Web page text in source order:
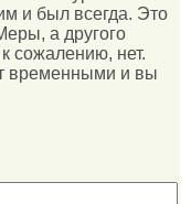
и был всегда. Это
а другого
сожалению, нет.
временными и вы